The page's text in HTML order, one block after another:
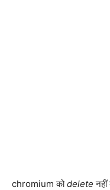
chromium कोdelete